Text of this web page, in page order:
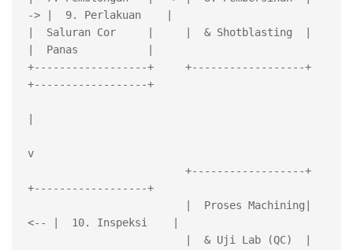
-> |  9. Perlakuan    |
|  Saluran Cor     |     |  & Shotblasting  |
|  Panas           |
+------------------+     +------------------+
+------------------+
v
+------------------+
<-- |  10. Inspeksi    |